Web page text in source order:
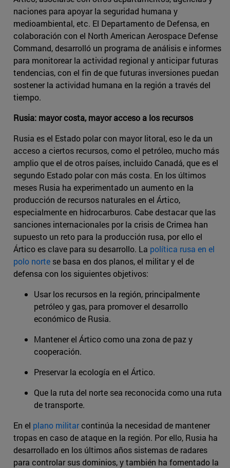
naciones para apoyar la seguridad humana y
medioambiental, etc. El Departamento de Defensa, en
colaboración con el North American Aerospace Defense
Command, desarrolló un programa de análisis e informes
para monitorear la actividad regional y anticipar futuras
tendencias, con el fin de que futuras inversiones puedan
sostener la actividad humana en la región a través del
tiempo.
Rusia: mayor costa, mayor acceso a los recursos
Rusia es el Estado polar con mayor litoral, eso le da un
acceso a ciertos recursos, como el petróleo, mucho más
amplio que el de otros países, incluido Canadá, que es el
segundo Estado polar con más costa. En los últimos
meses Rusia ha experimentado un aumento en la
producción de recursos naturales en el Ártico,
especialmente en hidrocarburos. Cabe destacar que las
sanciones internacionales por la crisis de Crimea han
supuesto un reto para la producción rusa, por ello el
Ártico es clave para su desarrollo. La política rusa en el
polo norte se basa en dos planos, el militar y el de
defensa con los siguientes objetivos:
Usar los recursos en la región, principalmente
petróleo y gas, para promover el desarrollo
económico de Rusia.
Mantener el Ártico como una zona de paz y
cooperación.
Preservar la ecología en el Ártico.
Que la ruta del norte sea reconocida como una ruta
de transporte.
En el plano militarcontinúa la necesidad de mantener
tropas en caso de ataque en la región. Por ello, Rusia ha
desarrollado en los últimos años sistemas de radares
para controlar sus dominios, y también ha fomentado la